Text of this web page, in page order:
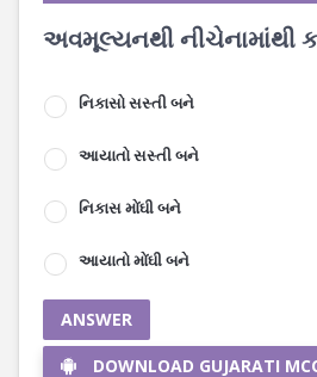
અવમૂલ્યનથી નીચેનામાંથી
નિકાસો સસ્તી બને
આયાતો સસ્તી બને
નિકાસ મોંઘી બને
આયાતો મોંઘી બને
ANSWER
DOWNLOAD GUJARATI